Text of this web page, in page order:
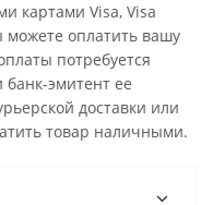
картами Visa, Visa
оплатить вашу
потребуется
банк-эмитент ее
доставки или
товар наличными.